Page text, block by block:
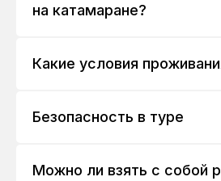
на катамаране?
Какие условия
Безопасность в туре
Можно ли взять с собой